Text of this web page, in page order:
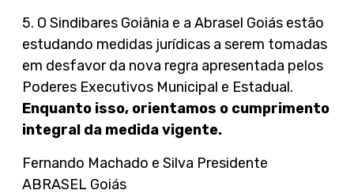
5. O Sindibares Goiânia e a Abrasel Goiás estão
estudando medidas jurídicas a serem tomadas
em desfavor da nova regra apresentada pelos
Poderes Executivos Municipal e Estadual.
Enquanto isso, orientamos o cumprimento
integral da medida vigente.
Fernando Machado e Silva Presidente
ABRASEL Goiás